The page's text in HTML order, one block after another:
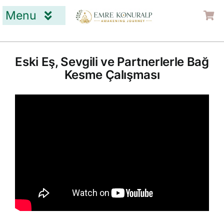
Skip
content
Menu
What is Tibet Healing?
About Me
Contact
Eski Eş, Sevgili ve Partnerlerle Bağ
Kesme Çalışması